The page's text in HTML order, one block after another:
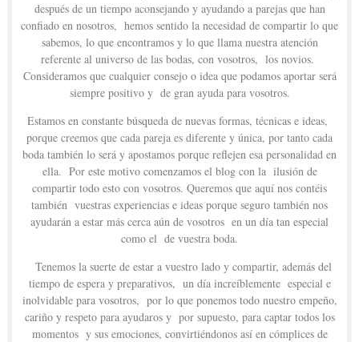
después de un tiempo aconsejando y ayudando a parejas que han
confiado en nosotros, hemos sentido la necesidad de compartir lo que
sabemos, lo que encontramos y lo que llama nuestra atención
referente al universo de las bodas, con vosotros, los novios.
Consideramos que cualquier consejo o idea que podamos aportar será
siempre positivo y de gran ayuda para vosotros.
Estamos en constante búsqueda de nuevas formas, técnicas e ideas,
porque creemos que cada pareja es diferente y única, por tanto cada
boda también lo será y apostamos porque reflejen esa personalidad en
ella. Por este motivo comenzamos el blog con la ilusión de
compartir todo esto con vosotros. Queremos que aquí nos contéis
también vuestras experiencias e ideas porque seguro también nos
ayudarán a estar más cerca aún de vosotros en un día tan especial
como el de vuestra boda.
Tenemos la suerte de estar a vuestro lado y compartir, además del
tiempo de espera y preparativos, un día increíblemente especial e
inolvidable para vosotros, por lo que ponemos todo nuestro empeño,
cariño y respeto para ayudaros y por supuesto, para captar todos los
momentos y sus emociones, convirtiéndonos así en cómplices de